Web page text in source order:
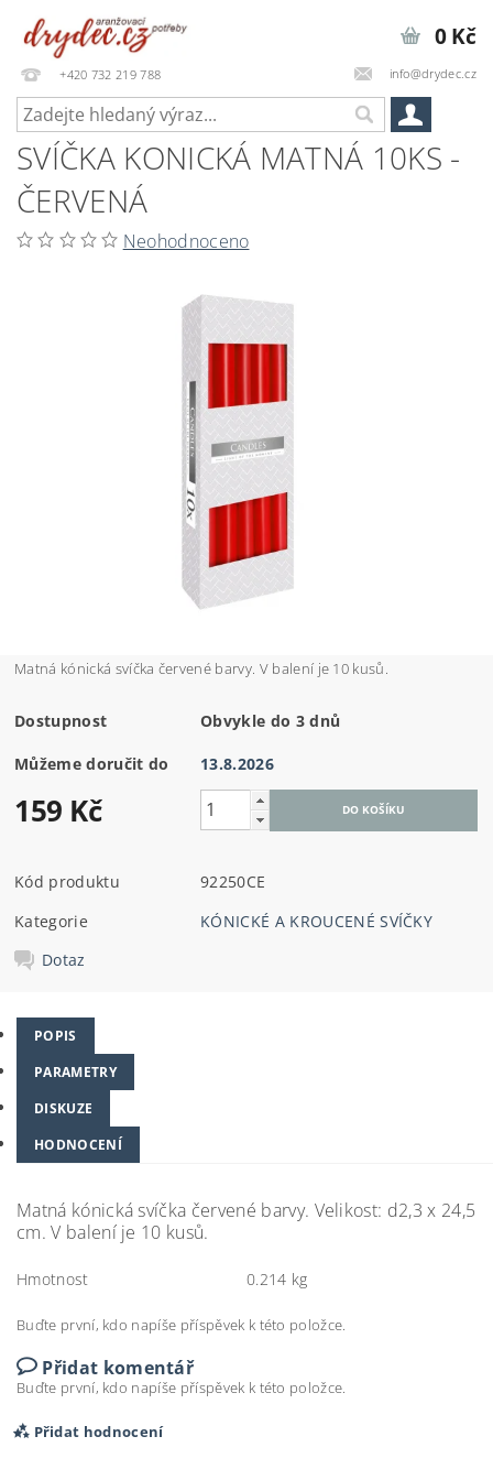
+420 732 219 788 info@drydec.cz
0 Kč
SVÍČKA KONICKÁ MATNÁ 10KS -
ČERVENÁ
Neohodnoceno
Matná kónická svíčka červené barvy. V balení je 10 kusů.
Dostupnost Obvykle do 3 dnů
Můžeme doručit do 13.8.2026
159 Kč
Kód produktu
92250CE
Kategorie
KÓNICKÉ A KROUCENÉ SVÍČKY
Dotaz
POPIS
PARAMETRY
DISKUZE
HODNOCENÍ
Matná kónická svíčka červené barvy. Velikost: d2,3 x 24,5
cm. V balení je 10 kusů.
Hmotnost 0.214 kg
Buďte první, kdo napíše příspěvek k této položce.
Přidat komentář
Buďte první, kdo napíše příspěvek k této položce.
Přidat hodnocení